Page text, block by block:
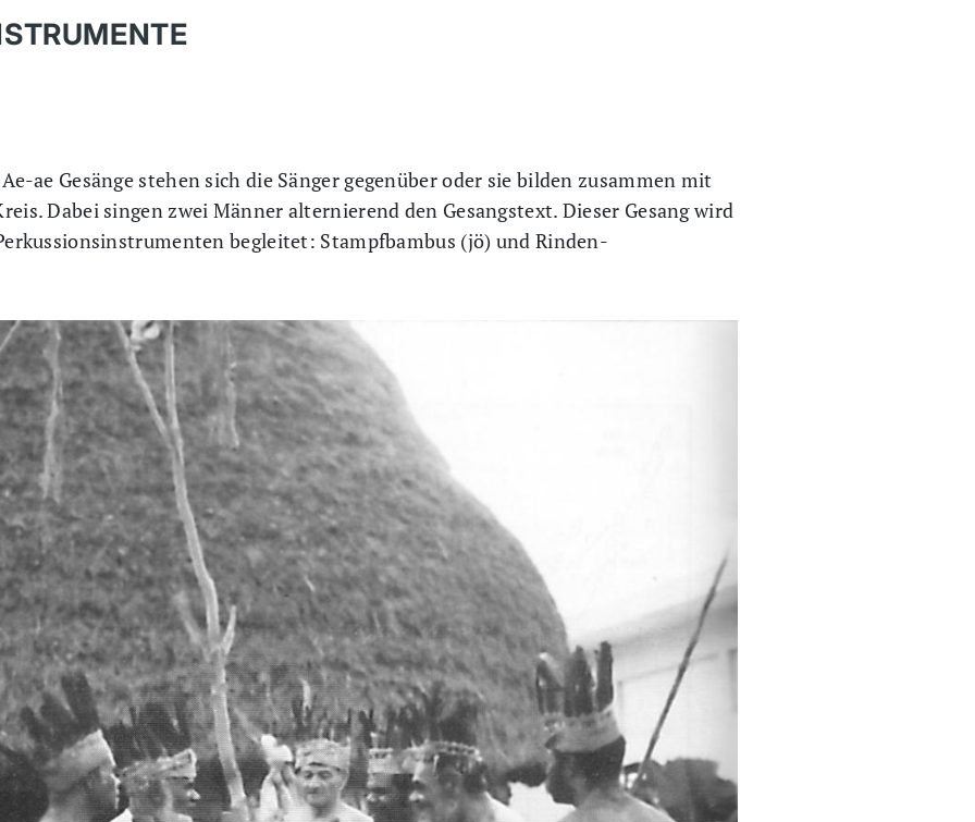
ae Gesänge stehen sich die Sänger gegenüber oder sie bilden zusammen mit
Dabei singen zwei Männer alternierend den Gesangstext. Dieser Gesang wird
begleitet: Stampfbambus (jö) und Rinden-